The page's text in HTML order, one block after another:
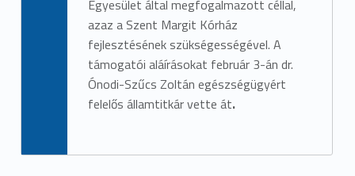
Egyesület által megfogalmazott céllal,
azaz a Szent Margit Kórház
fejlesztésének szükségességével. A
támogatói aláírásokat február 3-án dr.
Ónodi-Szűcs Zoltán egészségügyért
felelős államtitkár vette át.